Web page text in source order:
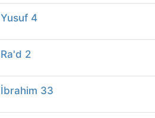
Yusuf 4
Ra'd 2
İbrahim 33